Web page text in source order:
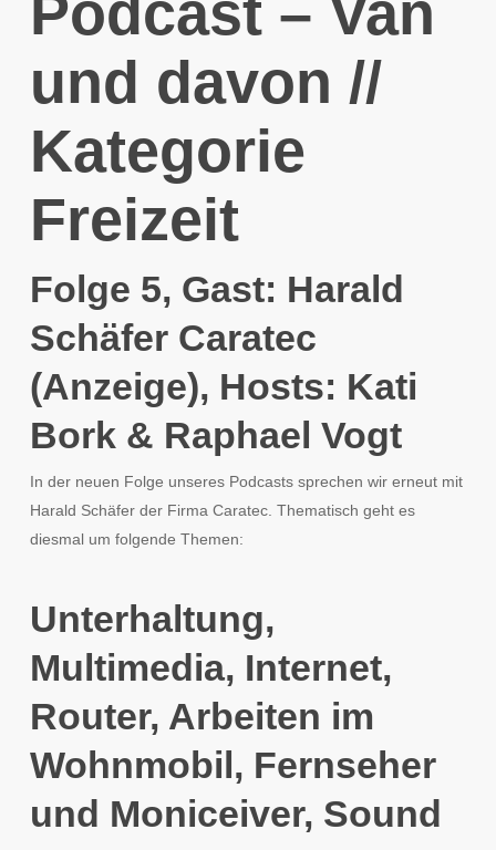
Podcast – Van
und davon //
Kategorie
Freizeit
Folge 5, Gast: Harald
Schäfer Caratec
(Anzeige), Hosts: Kati
Bork & Raphael Vogt
In der neuen Folge unseres Podcasts sprechen wir erneut mit
Harald Schäfer der Firma Caratec. Thematisch geht es
diesmal um folgende Themen:
Unterhaltung,
Multimedia, Internet,
Router, Arbeiten im
Wohnmobil, Fernseher
und Moniceiver, Sound